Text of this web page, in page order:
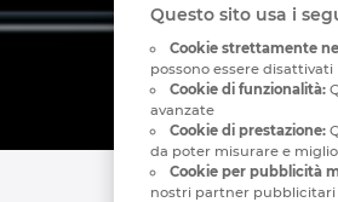
Questo sito usa i
Cookie strettamente
possono essere
Cookie di funzionalità:
avanzate
Cookie di prestazione:
da poter misurare e
Cookie per pubblicità
nostri partner pubblicitari